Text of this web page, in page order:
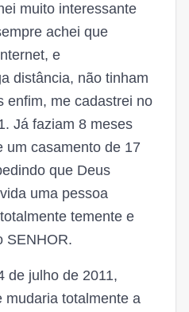
muito interessante
achei que
e
distância, não tinham
enfim, me cadastrei no
Já faziam 8 meses
um casamento de 17
que Deus
uma pessoa
temente e
SENHOR.
de julho de 2011,
mudaria totalmente a